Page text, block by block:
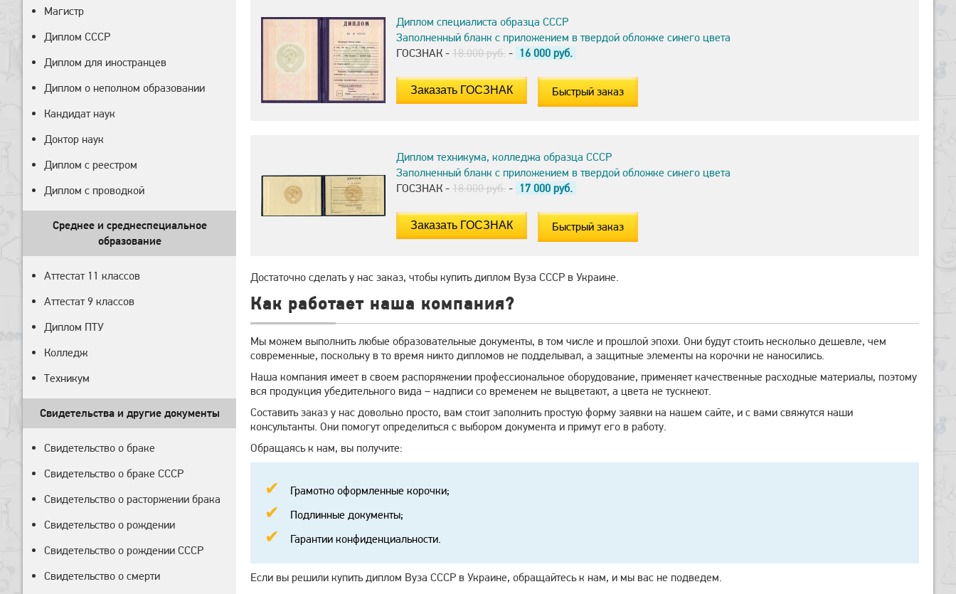
Диплом специалиста образца СССР
Заполненный бланк с приложением в твердой обложке синего цвета
ГОСЗНАК - 18.000 руб. - 16 000 руб.
Быстрый заказ
Диплом техникума, колледжа образца СССР
Заполненный бланк с приложением в твердой обложке синего цвета
ГОСЗНАК - 18.000 руб. - 17 000 руб.
Быстрый заказ
Достаточно сделать у нас заказ, чтобы купить диплом Вуза СССР в Украине.
Как работает наша компания?
Мы можем выполнить любые образовательные документы, в том числе и прошлой эпохи. Они будут стоить несколько дешевле, чем
современные, поскольку в то время никто дипломов не подделывал, а защитные элементы на корочки не наносились.
Наша компания имеет в своем распоряжении профессиональное оборудование, применяет качественные расходные материалы, поэтому
вся продукция убедительного вида – надписи со временем не выцветают, а цвета не тускнеют.
Составить заказ у нас довольно просто, вам стоит заполнить простую форму заявки на нашем сайте, и с вами свяжутся наши
консультанты. Они помогут определиться с выбором документа и примут его в работу.
Обращаясь к нам, вы получите:
Грамотно оформленные корочки;
Подлинные документы;
Гарантии конфиденциальности.
Если вы решили купить диплом Вуза СССР в Украине, обращайтесь к нам, и мы вас не подведем.
Магистр
Диплом СССР
Диплом для иностранцев
Диплом о неполном образовании
Кандидат наук
Доктор наук
Диплом с реестром
Диплом с проводкой
Среднее и среднеспециальное
образование
Аттестат 11 классов
Аттестат 9 классов
Диплом ПТУ
Колледж
Техникум
Свидетельства и другие документы
Свидетельство о браке
Свидетельство о браке СССР
Свидетельство о расторжении брака
Свидетельство о рождении
Свидетельство о рождении СССР
Свидетельство о смерти